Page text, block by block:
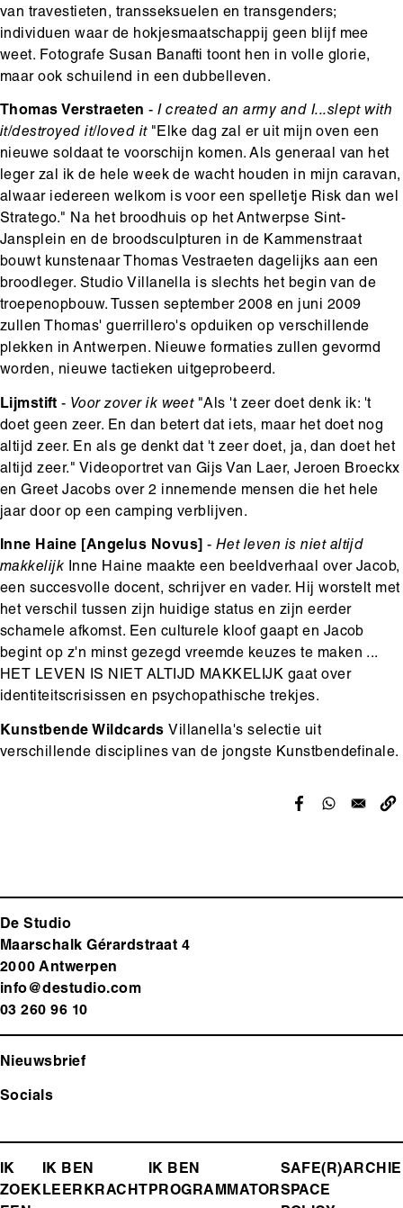
van travestieten, transseksuelen en transgenders;
individuen waar de hokjesmaatschappij geen blijf mee
weet. Fotografe Susan Banafti toont hen in volle glorie,
maar ook schuilend in een dubbelleven.
Thomas Verstraeten -I created an army and I...slept with
it/destroyed it/loved it "Elke dag zal er uit mijn oven een
nieuwe soldaat te voorschijn komen. Als generaal van het
leger zal ik de hele week de wacht houden in mijn caravan,
alwaar iedereen welkom is voor een spelletje Risk dan wel
Stratego." Na het broodhuis op het Antwerpse Sint-
Jansplein en de broodsculpturen in de Kammenstraat
bouwt kunstenaar Thomas Vestraeten dagelijks aan een
broodleger. Studio Villanella is slechts het begin van de
troepenopbouw. Tussen september 2008 en juni 2009
zullen Thomas' guerrillero's opduiken op verschillende
plekken in Antwerpen. Nieuwe formaties zullen gevormd
worden, nieuwe tactieken uitgeprobeerd.
Lijmstift - Voor zover ik weet "Als 't zeer doet denk ik: 't
doet geen zeer. En dan betert dat iets, maar het doet nog
altijd zeer. En als ge denkt dat 't zeer doet, ja, dan doet het
altijd zeer." Videoportret van Gijs Van Laer, Jeroen Broeckx
en Greet Jacobs over 2 innemende mensen die het hele
jaar door op een camping verblijven.
Inne Haine [Angelus Novus] - Het leven is niet altijd
makkelijk Inne Haine maakte een beeldverhaal over Jacob,
een succesvolle docent, schrijver en vader. Hij worstelt met
het verschil tussen zijn huidige status en zijn eerder
schamele afkomst. Een culturele kloof gaapt en Jacob
begint op z'n minst gezegd vreemde keuzes te maken ...
HET LEVEN IS NIET ALTIJD MAKKELIJK gaat over
identiteitscrisissen en psychopathische trekjes.
Kunstbende Wildcards Villanella's selectie uit
verschillende disciplines van de jongste Kunstbendefinale.
De Studio
Maarschalk Gérardstraat 4
2000 Antwerpen
info@destudio.com
03 260 96 10
Nieuwsbrief
Socials
FOOTER-
IK
ZOEK
IK BEN
LEERKRACHT
IK BEN
PROGRAMMATOR
SAFE(R)
SPACE